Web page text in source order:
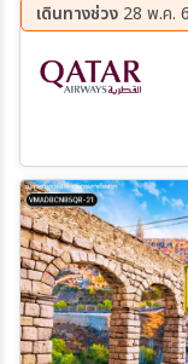
ปงดูว์การ์ – อาวีญง –
หมู่บ้านกอร์เดส - อาส
McArthurGlen
เดินทางช่วง 28 พ.ค.
21 ต.ค. 69 - 28 ต.ค. 69